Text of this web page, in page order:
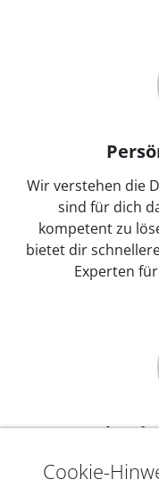
Wir verstehen die
sind für dich
kompetent zu
bietet dir
Experten
Mehr als
In den Kfz-
Cookie-